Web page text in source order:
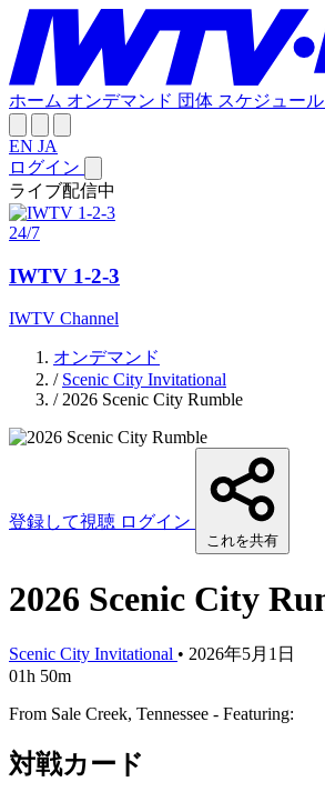
ホーム オンデマンド 団体 スケジュール
EN JA
ログイン
ライブ配信中
24/7
IWTV 1-2-3
IWTV Channel
オンデマンド
/ Scenic City Invitational
/ 2026 Scenic City Rumble
登録して視聴 ログイン
これを共有
2026 Scenic City
Scenic City Invitational • 2026年5月1日
01h 50m
From Sale Creek, Tennessee - Featuring:
対戦カード